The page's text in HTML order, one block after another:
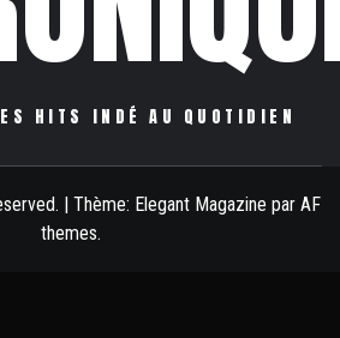
HITS INDÉ AU QUOTIDIEN
| Thème: Elegant Magazine par AF
themes.